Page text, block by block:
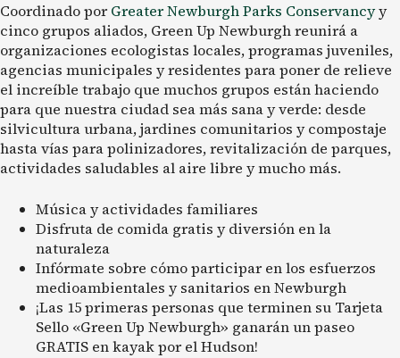
Coordinado por Greater Newburgh Parks Conservancyy
cinco grupos aliados, Green Up Newburgh reunirá a
organizaciones ecologistas locales, programas juveniles,
agencias municipales y residentes para poner de relieve
el increíble trabajo que muchos grupos están haciendo
para que nuestra ciudad sea más sana y verde: desde
silvicultura urbana, jardines comunitarios y compostaje
hasta vías para polinizadores, revitalización de parques,
actividades saludables al aire libre y mucho más.
Música y actividades familiares
Disfruta de comida gratis y diversión en la
naturaleza
Infórmate sobre cómo participar en los esfuerzos
medioambientales y sanitarios en Newburgh
¡Las 15 primeras personas que terminen su Tarjeta
Sello «Green Up Newburgh» ganarán un paseo
GRATIS en kayak por el Hudson!